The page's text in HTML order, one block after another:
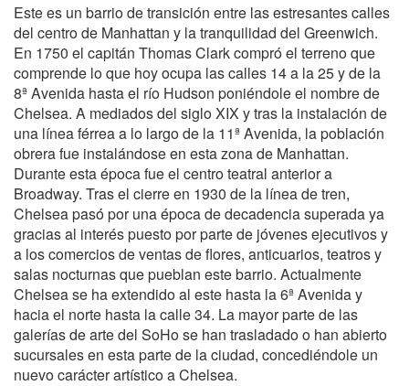
Este es un barrio de transición entre las estresantes calles
del centro de Manhattan y la tranquilidad del Greenwich.
En 1750 el capitán Thomas Clark compró el terreno que
comprende lo que hoy ocupa las calles 14 a la 25 y de la
8ª Avenida hasta el río Hudson poniéndole el nombre de
Chelsea. A mediados del siglo XIX y tras la instalación de
una línea férrea a lo largo de la 11ª Avenida, la población
obrera fue instalándose en esta zona de Manhattan.
Durante esta época fue el centro teatral anterior a
Broadway. Tras el cierre en 1930 de la línea de tren,
Chelsea pasó por una época de decadencia superada ya
gracias al interés puesto por parte de jóvenes ejecutivos y
a los comercios de ventas de flores, anticuarios, teatros y
salas nocturnas que pueblan este barrio. Actualmente
Chelsea se ha extendido al este hasta la 6ª Avenida y
hacia el norte hasta la calle 34. La mayor parte de las
galerías de arte del SoHo se han trasladado o han abierto
sucursales en esta parte de la ciudad, concediéndole un
nuevo carácter artístico a Chelsea.